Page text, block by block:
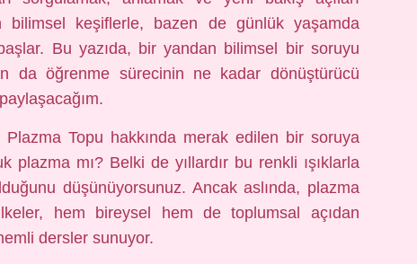
bilimsel keşiflerle, bazen de günlük yaşamda
başlar. Bu yazıda, bir yandan bilimsel bir soruyu
da öğrenme sürecinin ne kadar dönüştürücü
Topu hakkında merak edilen bir soruya
plazma mı? Belki de yıllardır bu renkli ışıklarla
düşünüyorsunuz. Ancak aslında, plazma
hem bireysel hem de toplumsal açıdan
dersler sunuyor.